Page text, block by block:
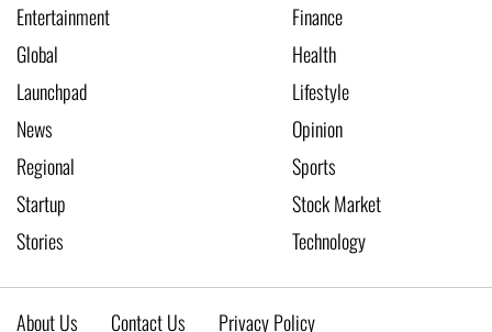
Entertainment
Finance
Global
Health
Launchpad
Lifestyle
News
Opinion
Regional
Sports
Startup
Stock Market
Stories
Technology
About Us Contact Us Privacy Policy